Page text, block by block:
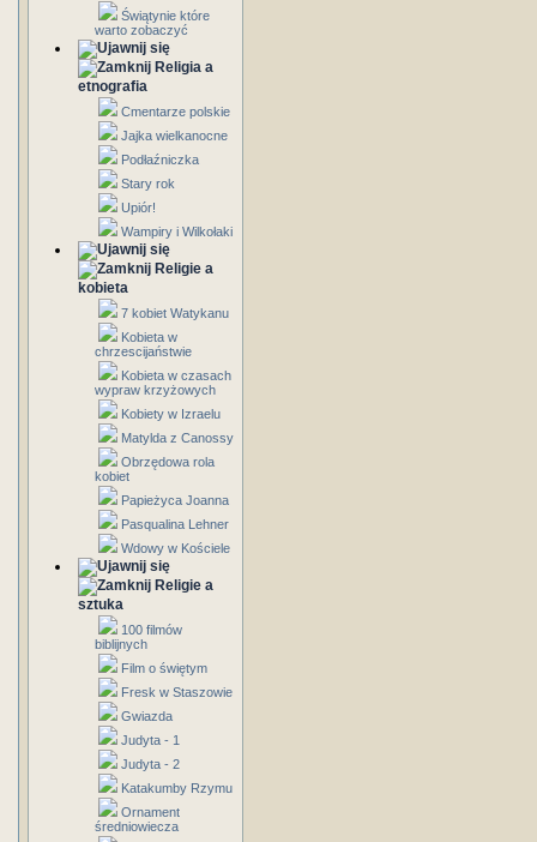
Świątynie które
warto zobaczyć
Religia a
etnografia
Cmentarze polskie
Jajka wielkanocne
Podłaźniczka
Stary rok
Upiór!
Wampiry i Wilkołaki
Religie a
kobieta
7 kobiet Watykanu
Kobieta w
chrzescijaństwie
Kobieta w czasach
wypraw krzyżowych
Kobiety w Izraelu
Matylda z Canossy
Obrzędowa rola
kobiet
Papieżyca Joanna
Pasqualina Lehner
Wdowy w Kościele
Religie a
sztuka
100 filmów
biblijnych
Film o świętym
Fresk w Staszowie
Gwiazda
Judyta - 1
Judyta - 2
Katakumby Rzymu
Ornament
średniowiecza